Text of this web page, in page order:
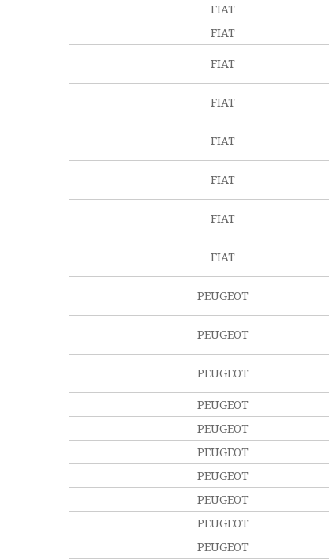
FIAT
FIAT
FIAT
FIAT
FIAT
FIAT
FIAT
FIAT
PEUGEOT
PEUGEOT
PEUGEOT
PEUGEOT
PEUGEOT
PEUGEOT
PEUGEOT
PEUGEOT
PEUGEOT
PEUGEOT